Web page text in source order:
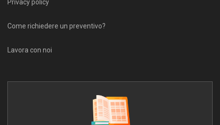
Privacy policy
Come richiedere un preventivo?
Lavora con noi